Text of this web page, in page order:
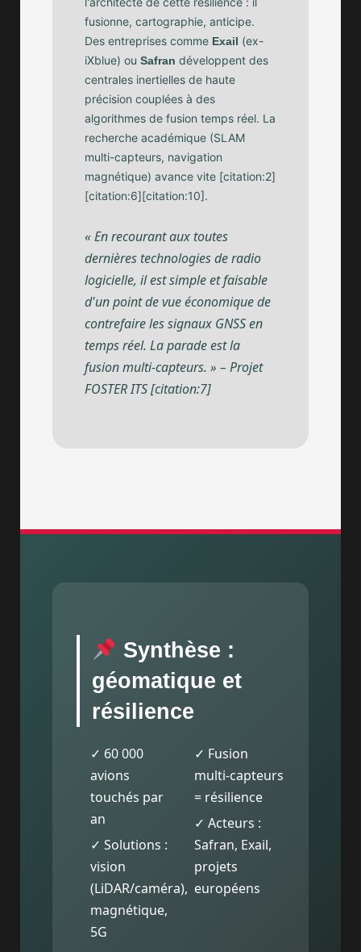
fusionne, cartographie, anticipe.
Des entreprises comme Exail (ex-
iXblue) ou Safran développent des
centrales inertielles de haute
précision couplées à des
algorithmes de fusion temps réel. La
recherche académique (SLAM
multi-capteurs, navigation
magnétique) avance vite [citation:2]
[citation:6][citation:10].
« En recourant aux toutes
dernières technologies de radio
logicielle, il est simple et faisable
d'un point de vue économique de
contrefaire les signaux GNSS en
temps réel. La parade est la
fusion multi-capteurs. » – Projet
FOSTER ITS [citation:7]
Synthèse :
géomatique et
résilience
✓ 60 000
avions
touchés par
an
✓ Solutions :
vision
(LiDAR/caméra),
magnétique,
5G
✓ Fusion
multi-capteurs
= résilience
✓ Acteurs :
Safran, Exail,
projets
européens